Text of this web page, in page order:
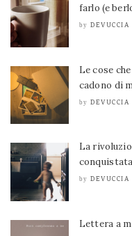
farlo (e
by DEVUCCIA
Le cose
cadono di
by DEVUCCIA
La
conquistata
by DEVUCCIA
Lettera a